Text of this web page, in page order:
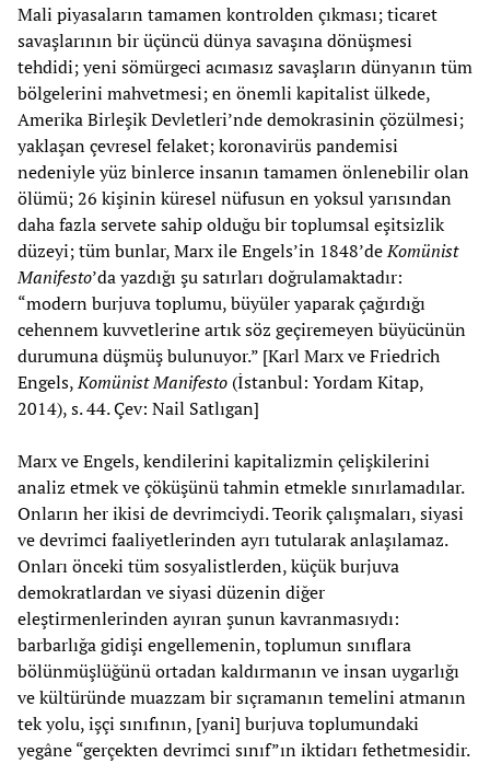
Mali piyasaların tamamen kontrolden çıkması; ticaret
savaşlarının bir üçüncü dünya savaşına dönüşmesi
tehdidi; yeni sömürgeci acımasız savaşların dünyanın tüm
bölgelerini mahvetmesi; en önemli kapitalist ülkede,
Amerika Birleşik Devletleri’nde demokrasinin çözülmesi;
yaklaşan çevresel felaket; koronavirüs pandemisi
nedeniyle yüz binlerce insanın tamamen önlenebilir olan
ölümü; 26 kişinin küresel nüfusun en yoksul yarısından
daha fazla servete sahip olduğu bir toplumsal eşitsizlik
düzeyi; tüm bunlar, Marx ile Engels’in 1848’deKomünist
Manifesto’da yazdığı şu satırları doğrulamaktadır:
“modern burjuva toplumu, büyüler yaparak çağırdığı
cehennem kuvvetlerine artık söz geçiremeyen büyücünün
durumuna düşmüş bulunuyor.” [Karl Marx ve Friedrich
Engels,Komünist Manifesto (İstanbul: Yordam Kitap,
2014), s. 44. Çev: Nail Satlıgan]
Marx ve Engels, kendilerini kapitalizmin çelişkilerini
analiz etmek ve çöküşünü tahmin etmekle sınırlamadılar.
Onların her ikisi de devrimciydi. Teorik çalışmaları, siyasi
ve devrimci faaliyetlerinden ayrı tutularak anlaşılamaz.
Onları önceki tüm sosyalistlerden, küçük burjuva
demokratlardan ve siyasi düzenin diğer
eleştirmenlerinden ayıran şunun kavranmasıydı:
barbarlığa gidişi engellemenin, toplumun sınıflara
bölünmüşlüğünü ortadan kaldırmanın ve insan uygarlığı
ve kültüründe muazzam bir sıçramanın temelini atmanın
tek yolu, işçi sınıfının, [yani] burjuva toplumundaki
yegâne “gerçekten devrimci sınıf”ın iktidarı fethetmesidir.